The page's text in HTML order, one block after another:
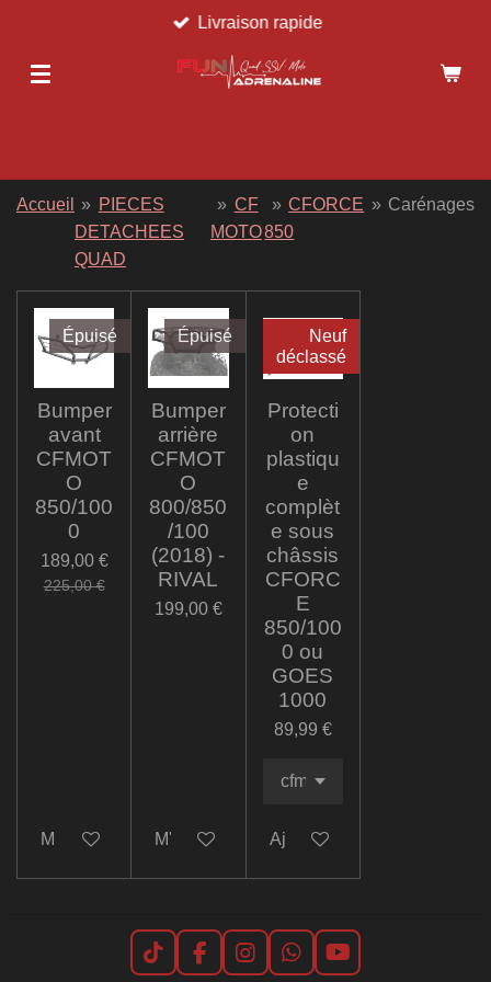
contenu
Livraison rapide
Accueil » PIECES
DETACHEES
QUAD
» CF
MOTO
» CFORCE
850
» Carénages
Épuisé
Bumper
avant
CFMOT
O
850/100
0
189,00 €
225,00 €
M'avertir si disponible
Épuisé
Bumper
arrière
CFMOT
O
800/850
/100
(2018) -
RIVAL
199,00 €
M'avertir si disponible
Neuf
déclassé
Protecti
on
plastiqu
e
complèt
e sous
châssis
CFORC
E
850/100
0 ou
GOES
1000
89,99 €
Ajouter au panier
T
F
I
W
Y